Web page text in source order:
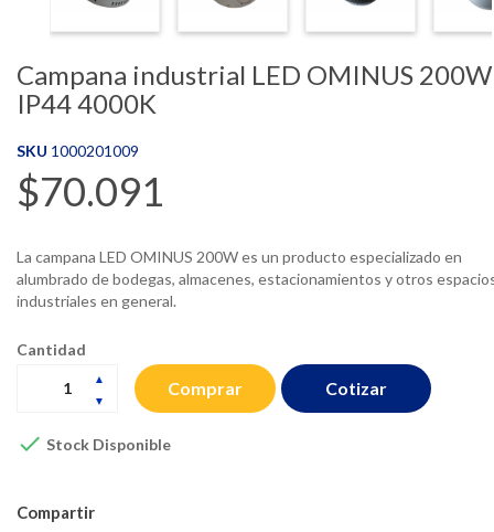
Campana industrial LED OMINUS 200W
IP44 4000K
SKU 1000201009
$70.091
La campana LED OMINUS 200W es un producto especializado en
alumbrado de bodegas, almacenes, estacionamientos y otros
industriales en general.
Cantidad
Comprar
 Stock Disponible
Cotizar
Compartir